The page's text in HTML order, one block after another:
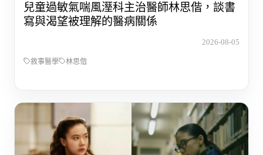
兒童過敏氣喘風溼科主治醫師林思偕，談書
寫與渴望被理解的醫病關係
2026-08-05
敘事醫學 林思偕